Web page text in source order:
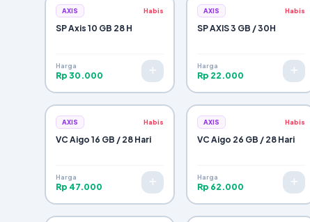
AXIS Habis
SP Axis 10 GB 28 H
Harga
Rp 30.000
AXIS Habis
SP AXIS 3 GB / 30H
Harga
Rp 22.000
AXIS Habis
VC Aigo 16 GB / 28 Hari
Harga
Rp 47.000
AXIS Habis
VC Aigo 26 GB / 28 Hari
Harga
Rp 62.000
Pengiriman:
Subtotal Items:
Ongkir / Tips:
Total Tagihan:
Selesai & Tutup